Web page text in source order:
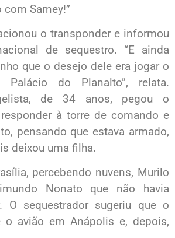
Sarney!”
o transponder e informou
de sequestro. “E ainda
que o desejo dele era jogar o
do Planalto”, relata.
de 34 anos, pegou o
à torre de comando e
pensando que estava armado,
deixou uma filha.
percebendo nuvens, Murilo
Nonato que não havia
O sequestrador sugeriu que o
o avião em Anápolis e, depois,